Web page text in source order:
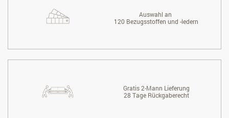
Auswahl an
120 Bezugsstoffen und -ledern
Gratis 2-Mann Lieferung
28 Tage Rückgaberecht